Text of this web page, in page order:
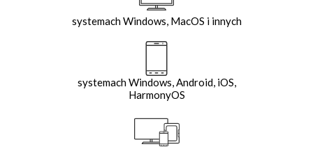
systemach Windows, MacOS i innych
systemach Windows, Android, iOS,
HarmonyOS